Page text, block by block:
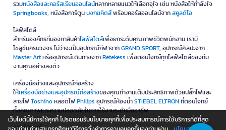
รวมหนังสือและคอร์สเรียนออนไลน์หลากหลายแนวให้เลือกจุใจ เช่น หนังสือให้กำลังใจ
Springbooks, หนังสือการ์ตูนบงกชคิดส์พร้อมคอร์สออนไลน์จากสคูลดิโอ
ไลฟ์สไตล์
สำหรับองค์กรที่มองหาสินค้าไลฟ์สไตล์เพื่อยกระดับคุณภาพชีวิตพนักงาน เรามี
โซลูชันครบวงจร ไม่ว่าจะเป็นอุปกรณ์กีฬาจากGRAND SPORT, อุปกรณ์ศิลปะจาก
Master Artหรืออุปกรณ์เดินทางจากRetekess เพื่อตอบโจทย์ทุกไลฟ์สไตล์ของทีม
งานคุณอย่างลงตัว
เครื่องมือช่างและอุปกรณ์ก่อสร้าง
ให้เครื่องมือช่างและอุปกรณ์ก่อสร้างของคุณทำงานเต็มประสิทธิภาพด้วยปลั๊กไฟและ
สายไฟToshinoหลอดไฟPhilips อุปกรณ์ห้องน้ำSTIEBEL ELTRONที่ตอบโจทย์
ทั้งคุณภาพและความปลอดภัยในการใช้งานระดับมืออาชีพ
เฟอร์นิเจอร์
เว็บไซต์นี้มีการใช้คุกกี้ โปรดยอมรับนโยบายคุกกี้เพื่อประสบการณ์การใช้บริการที่ดีที่สุด